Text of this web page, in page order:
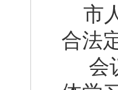
市
合法
会